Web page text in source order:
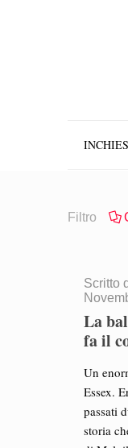
Filtro
Scritto
La
fa il
Un
Essex.
passati
storia